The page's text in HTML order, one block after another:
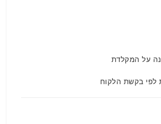
על המקלדת
לפי בקשת הלקוח